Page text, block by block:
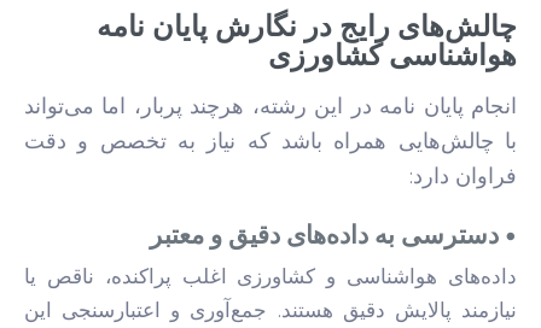
چالش‌های رایج در نگارش پایان نامه
هواشناسی کشاورزی
انجام پایان نامه در این رشته، هرچند پربار، اما می‌تواند
با چالش‌هایی همراه باشد که نیاز به تخصص و دقت
فراوان دارد:
• دسترسی به داده‌های دقیق و معتبر
داده‌های هواشناسی و کشاورزی اغلب پراکنده، ناقص یا
نیازمند پالایش دقیق هستند. جمع‌آوری و اعتبارسنجی این